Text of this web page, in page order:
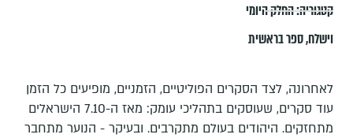
קטגוריה:החלק היומי
וישלח,ספר בראשית
לאחרונה, לצד הסקרים הפוליטיים, הזמניים, מופיעים כל הזמן
עוד סקרים, שעוסקים בתהליכי עומק: מאז ה-7.10 הישראלים
מתחזקים. היהודים בעולם מתקרבים. ובעיקר - הנוער מתחבר